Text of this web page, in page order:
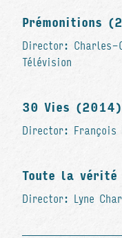
Prémonitions
Director: Charles-
Télévision
30 Vies (2014)
Director: François
Toute la
Director: Lyne